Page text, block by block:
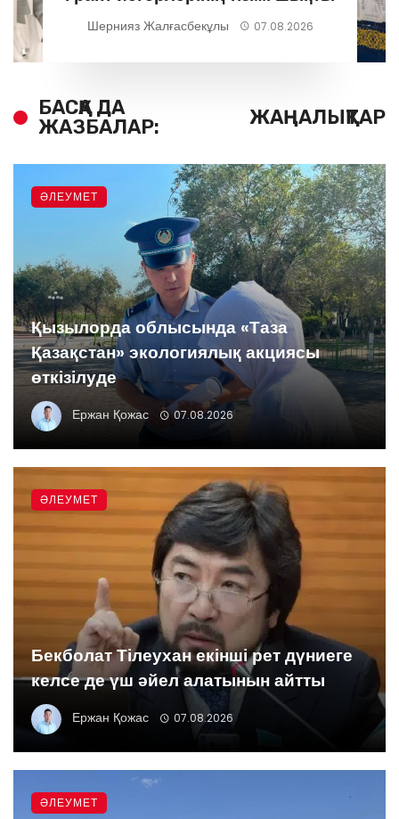
Шернияз Жалғасбекұлы 07.08.2026
БАСҚА ДА
ЖАЗБАЛАР:
ЖАҢАЛЫҚТАР
Қызылорда облысында «Таза
Қазақстан» экологиялық акциясы
өткізілуде
Ержан Қожас 07.08.2026
ӘЛЕУМЕТ
Бекболат Тілеухан екінші рет дүниеге
келсе де үш әйел алатынын айтты
Ержан Қожас 07.08.2026
ӘЛЕУМЕТ
ӘЛЕУМЕТ